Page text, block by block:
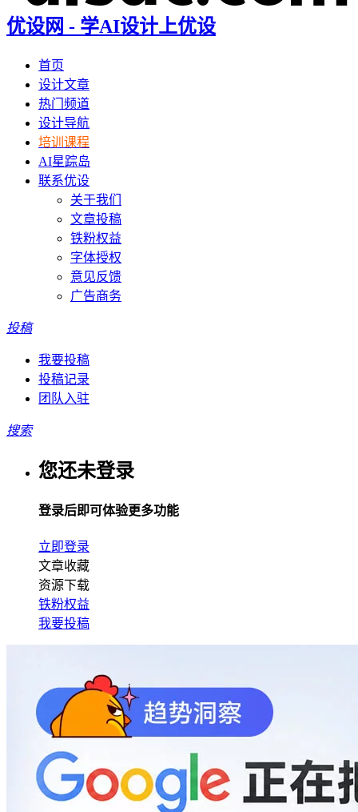
优设网 - 学AI设计上优设
首页
设计文章
热门频道
设计导航
培训课程
AI星踪岛
联系优设
关于我们
文章投稿
铁粉权益
字体授权
意见反馈
广告商务
投稿
我要投稿
投稿记录
团队入驻
搜索
您还未登录
登录后即可体验更多功能
立即登录
文章收藏
资源下载
铁粉权益
我要投稿